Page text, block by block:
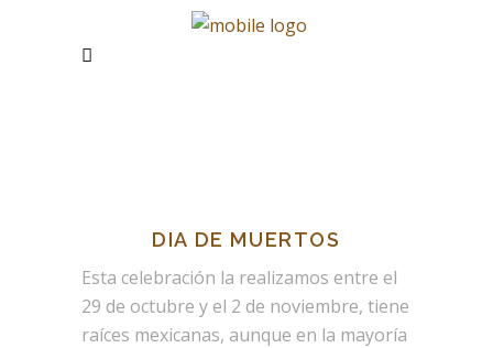
DIA DE MUERTOS
Esta celebración la realizamos entre el
29 de octubre y el 2 de noviembre, tiene
raíces mexicanas, aunque en la mayoría